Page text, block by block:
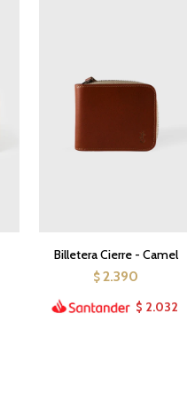
Billetera Cierre - Camel
$ 2.390
$ 2.032